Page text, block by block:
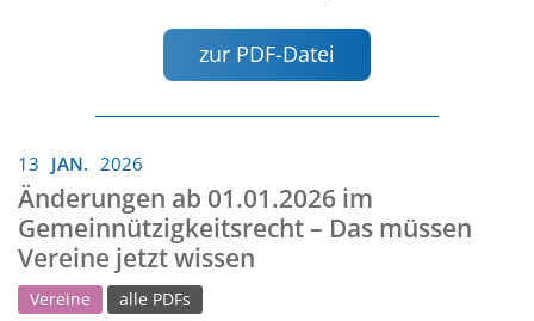
zur PDF-Datei
13 JAN. 2026
Änderungen ab 01.01.2026 im
Gemeinnützigkeitsrecht – Das müssen
Vereine jetzt wissen
Vereine alle PDFs